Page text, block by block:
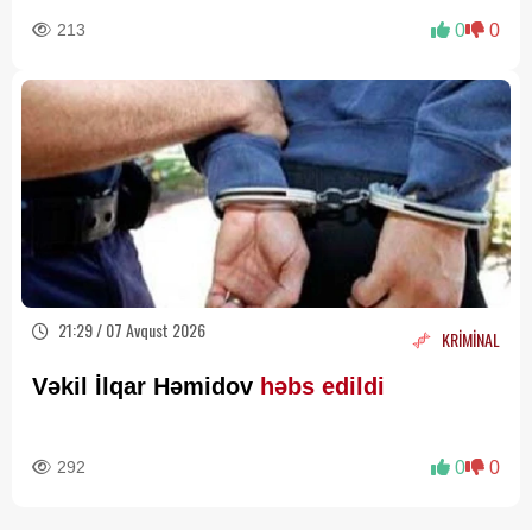
213 0 0
21:29 / 07 Avqust 2026 KRİMİNAL
Vəkil İlqar Həmidov həbs edildi
292 0 0